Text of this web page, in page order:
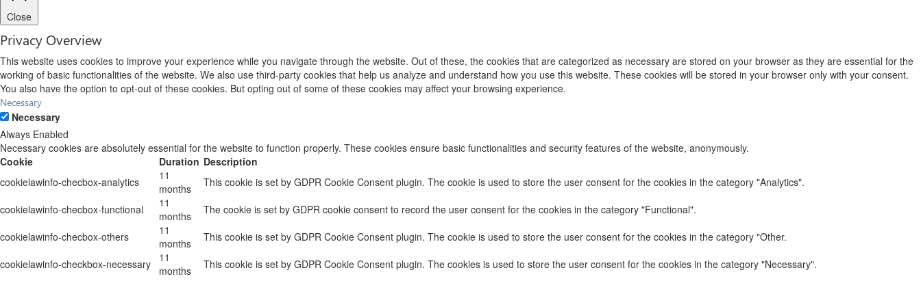
Close
Privacy Overview
This website uses cookies to improve your experience while you navigate through the website. Out of these, the cookies that are categorized as necessary are stored on your browser as they are essential for the
working of basic functionalities of the website. We also use third-party cookies that help us analyze and understand how you use this website. These cookies will be stored in your browser only with your consent.
You also have the option to opt-out of these cookies. But opting out of some of these cookies may affect your browsing experience.
Necessary
Necessary
Always Enabled
Necessary cookies are absolutely essential for the website to function properly. These cookies ensure basic functionalities and security features of the website, anonymously.
Cookie
Duration Description
cookielawinfo-checbox-analytics
11
months
This cookie is set by GDPR Cookie Consent plugin. The cookie is used to store the user consent for the cookies in the category "Analytics".
cookielawinfo-checbox-functional
11
months
The cookie is set by GDPR cookie consent to record the user consent for the cookies in the category "Functional".
cookielawinfo-checbox-others
11
months
This cookie is set by GDPR Cookie Consent plugin. The cookie is used to store the user consent for the cookies in the category "Other.
cookielawinfo-checkbox-necessary
11
months
This cookie is set by GDPR Cookie Consent plugin. The cookies is used to store the user consent for the cookies in the category "Necessary".